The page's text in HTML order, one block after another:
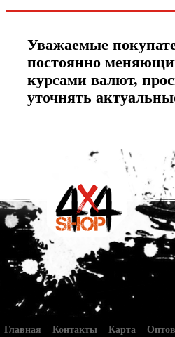
Уважаемые
постоянно
курсами валют,
уточнять
Главная Контакты Карта